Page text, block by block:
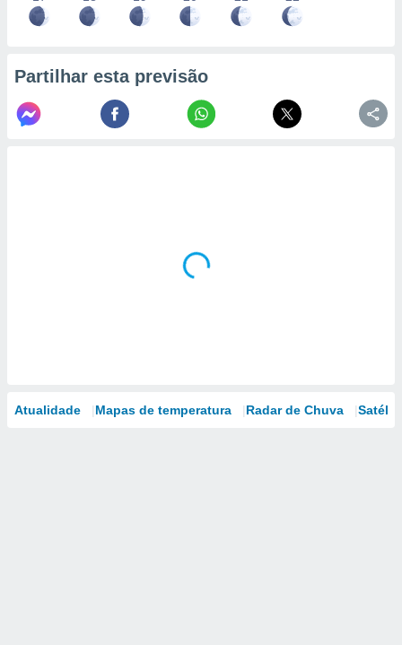
Partilhar esta previsão
Atualidade Mapas de temperatura Radar de Chuva